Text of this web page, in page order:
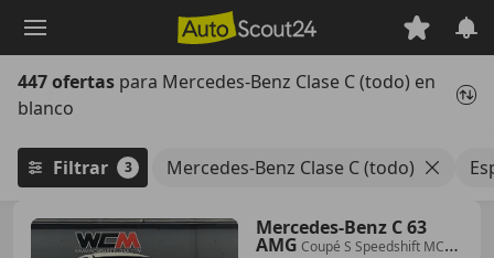
principal
447 ofertas para Mercedes-Benz Clase C (todo) en
blanco
Filtrar 3 Mercedes-Benz Clase C (todo)
Mercedes-Benz C 63
AMG Coupé S Speedshift MCT